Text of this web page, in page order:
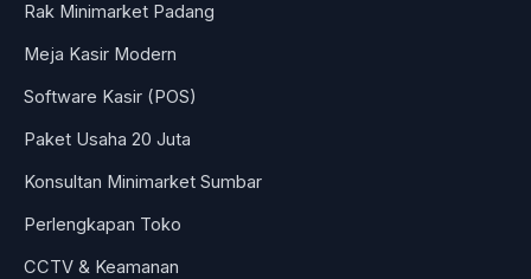
Rak Minimarket Padang
Meja Kasir Modern
Software Kasir (POS)
Paket Usaha 20 Juta
Konsultan Minimarket Sumbar
Perlengkapan Toko
CCTV & Keamanan